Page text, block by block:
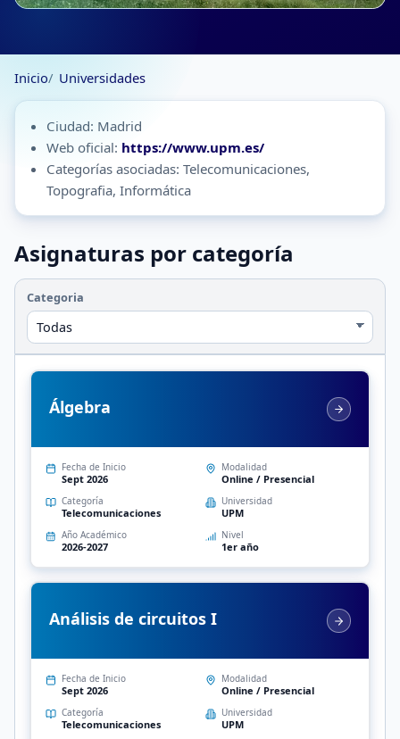
Inicio Universidades
Ciudad: Madrid
Web oficial: https://www.upm.es/
Categorías asociadas: Telecomunicaciones,
Topografia, Informática
Asignaturas por categoría
Categoria
Álgebra
Fecha de Inicio
Sept 2026
Modalidad
Online / Presencial
Categoría
Telecomunicaciones
Universidad
UPM
Año Académico
2026-2027
Nivel
1er año
Análisis de circuitos I
Fecha de Inicio
Sept 2026
Modalidad
Online / Presencial
Categoría
Telecomunicaciones
Universidad
UPM